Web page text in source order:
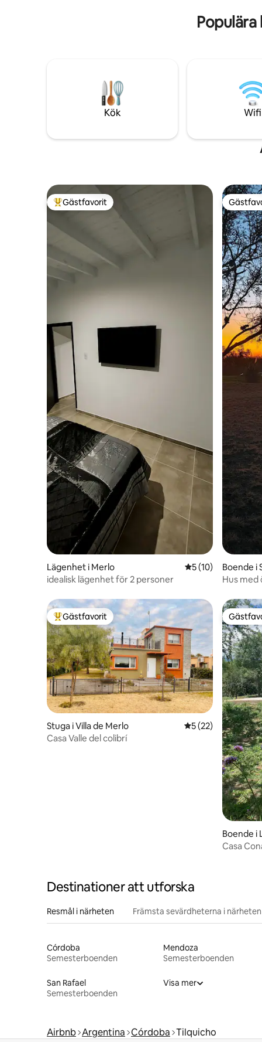
Kök Wifi
Populär gästfavorit
Gästfavorit
Lägenhet i Merlo 5 av 5 i
5 (10)
idealisk lägenhet för 2 personer
Boende i
Hus med
Populär gästfavorit
Gästfavorit
Stuga i Villa de Merlo 5 av 5 i
5 (22)
Casa Valle del colibrí
Boende i
Casa
Destinationer att utforska
Resmål i närheten Främsta sevärdheterna i närheten
Córdoba
Semesterboenden
Mendoza
Semesterboenden
San Rafael
Semesterboenden
Visa mer
Airbnb Argentina Córdoba Tilquicho